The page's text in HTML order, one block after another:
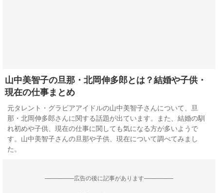
山中美智子の旦那・北岡伸多郎とは？結婚や子供・
現在の仕事まとめ
元タレント・グラビアアイドルの山中美智子さんについて、旦
那・北岡伸多郎さんに関する話題が出ています。また、結婚の馴
れ初めや子供、現在の仕事に関しても気になる方が多いようで
す。山中美智子さんの旦那や子供、現在について調べてみまし
た。
--------------------広告の後に記事があります--------------------